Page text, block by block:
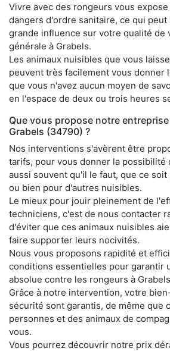
Vivre avec des rongeurs vous
dangers d'ordre sanitaire, ce qui peut
grande influence sur votre qualité de
générale à Grabels.
Les animaux nuisibles que vous
peuvent très facilement vous donner
que vous n'avez aucun moyen de
en l'espace de deux ou trois heures
Que vous propose notre
Grabels (34790) ?
Nos interventions s'avèrent être
tarifs, pour vous donner la possibilité
aussi souvent qu'il le faut, que ce
ou bien pour d'autres nuisibles.
Le mieux pour jouir pleinement de
techniciens, c'est de nous contacter
d'éviter que ces animaux nuisibles
faire supporter leurs nocivités.
Nous vous proposons rapidité et
conditions essentielles pour garantir
absolue contre les rongeurs à
Grâce à notre intervention, votre
sécurité sont garantis, de même que
personnes et des animaux de
vous.
Vous pourrez découvrir notre prix